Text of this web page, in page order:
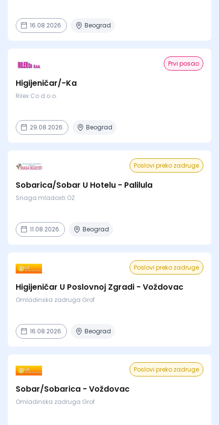
16.08.2026. Beograd
Prvi posao
Higijeničar/-Ka
Rilex Co d.o.o.
29.08.2026. Beograd
Poslovi preko zadruge
Sobarica/Sobar U Hotelu - Palilula
Snaga mladosti OZ
11.08.2026. Beograd
Poslovi preko zadruge
Higijeničar U Poslovnoj Zgradi - Voždovac
Omladinska zadruga Grof
16.08.2026. Beograd
Poslovi preko zadruge
Sobar/Sobarica - Voždovac
Omladinska zadruga Grof